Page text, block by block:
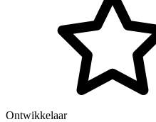
Ontwikkelaar